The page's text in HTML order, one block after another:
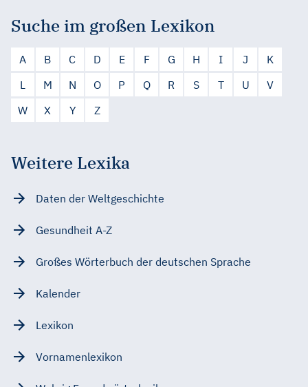
Suche im großen Lexikon
A B C D E F G H I J
K
L
M N O P Q R S T U
V
W
X Y Z
Weitere Lexika
Daten der Weltgeschichte
Gesundheit A-Z
Großes Wörterbuch der deutschen Sprache
Kalender
Lexikon
Vornamenlexikon